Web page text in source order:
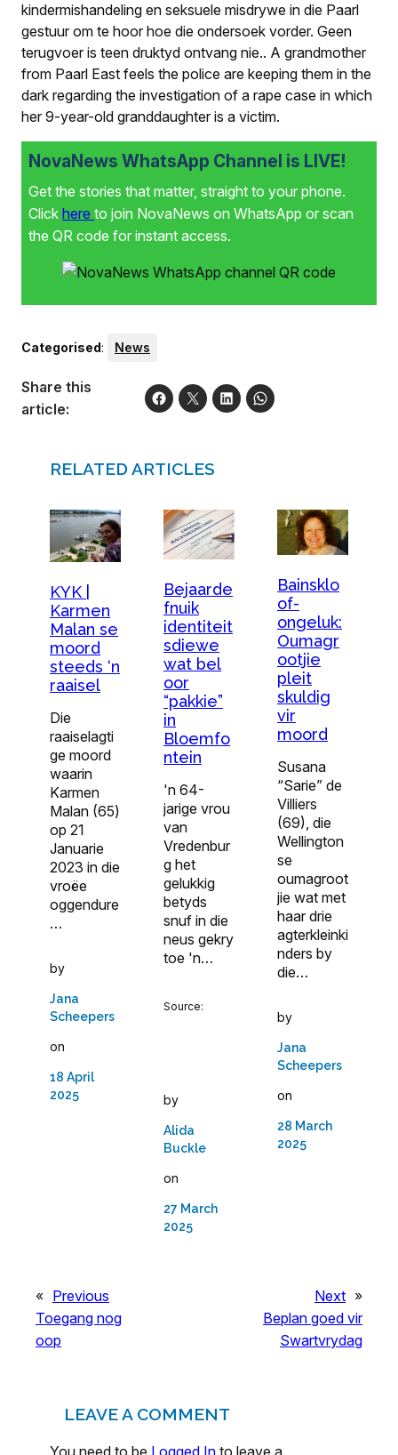
kindermishandeling en seksuele misdrywe in die Paarl
gestuur om te hoor hoe die ondersoek vorder. Geen
terugvoer is teen druktyd ontvang nie.. A grandmother
from Paarl East feels the police are keeping them in the
dark regarding the investigation of a rape case in which
her 9-year-old granddaughter is a victim.
NovaNews WhatsApp Channel is LIVE!
Get the stories that matter, straight to your phone.
Click here to join NovaNews on WhatsApp or scan
the QR code for instant access.
Categorised: News
Share this
article:
RELATED ARTICLES
KYK |
Karmen
Malan se
moord
steeds ‘n
raaisel
Die
raaiselagti
ge moord
waarin
Karmen
Malan (65)
op 21
Januarie
2023 in die
vroëe
oggendure
…
by
Jana
Scheepers
on
18 April
2025
Bejaarde
fnuik
identiteit
sdiewe
wat bel
oor
“pakkie”
in
Bloemfo
ntein
'n 64-
jarige vrou
van
Vredenbur
g het
gelukkig
betyds
snuf in die
neus gekry
toe 'n…
Source:
by
Alida
Buckle
on
27 March
2025
Bainsklo
of-
ongeluk:
Oumagr
ootjie
pleit
skuldig
vir
moord
Susana
“Sarie” de
Villiers
(69), die
Wellington
se
oumagroot
jie wat met
haar drie
agterkleinki
nders by
die…
by
Jana
Scheepers
on
28 March
2025
« Previous
Toegang nog
oop
Next »
Beplan goed vir
Swartvrydag
LEAVE A COMMENT
You need to be Logged In to leave a